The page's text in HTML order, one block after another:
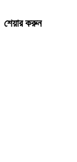
শেয়ার করুন